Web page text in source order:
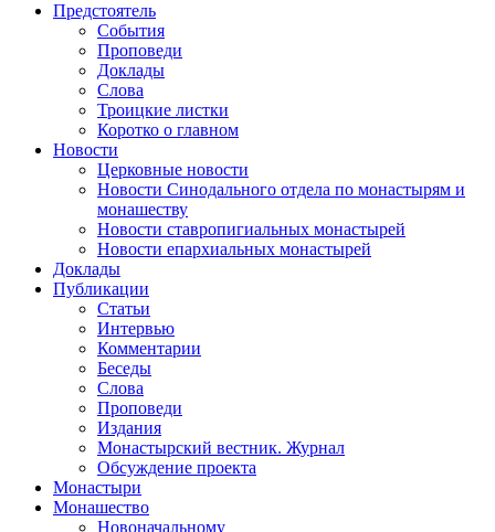
Предстоятель
События
Проповеди
Доклады
Слова
Троицкие листки
Коротко о главном
Новости
Церковные новости
Новости Синодального отдела по монастырям и
монашеству
Новости ставропигиальных монастырей
Новости епархиальных монастырей
Доклады
Публикации
Статьи
Интервью
Комментарии
Беседы
Слова
Проповеди
Издания
Монастырский вестник. Журнал
Обсуждение проекта
Монастыри
Монашество
Новоначальному